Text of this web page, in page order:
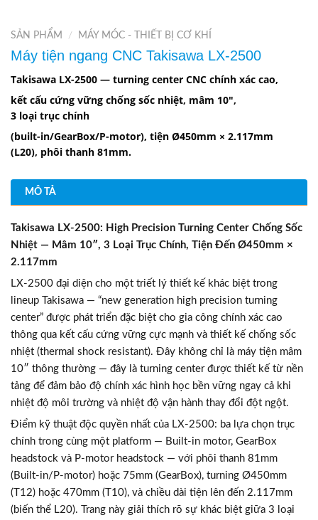
SẢN PHẨM / MÁY MÓC - THIẾT BỊ CƠ KHÍ
Máy tiện ngang CNC Takisawa LX-2500
Takisawa LX-2500 — turning center CNC chính xác cao,
kết cấu cứng vững chống sốc nhiệt, mâm 10″,
3 loại trục chính
(built-in/GearBox/P-motor), tiện Ø450mm × 2.117mm
(L20), phôi thanh 81mm.
MÔ TẢ
Takisawa LX-2500: High Precision Turning Center Chống Sốc
Nhiệt — Mâm 10″, 3 Loại Trục Chính, Tiện Đến Ø450mm ×
2.117mm
LX-2500 đại diện cho một triết lý thiết kế khác biệt trong
lineup Takisawa — “new generation high precision turning
center” được phát triển đặc biệt cho gia công chính xác cao
thông qua kết cấu cứng vững cực mạnh và thiết kế chống sốc
nhiệt (thermal shock resistant). Đây không chỉ là máy tiện mâm
10″ thông thường — đây là turning center được thiết kế từ nền
tảng để đảm bảo độ chính xác hình học bền vững ngay cả khi
nhiệt độ môi trường và nhiệt độ vận hành thay đổi đột ngột.
Điểm kỹ thuật độc quyền nhất của LX-2500: ba lựa chọn trục
chính trong cùng một platform — Built-in motor, GearBox
headstock và P-motor headstock — với phôi thanh 81mm
(Built-in/P-motor) hoặc 75mm (GearBox), turning Ø450mm
(T12) hoặc 470mm (T10), và chiều dài tiện lên đến 2.117mm
(biến thể L20). Trang này giải thích rõ sự khác biệt giữa 3 loại